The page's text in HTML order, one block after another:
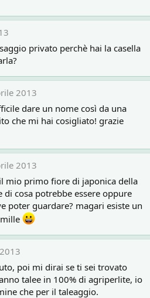
privato perchè hai la casella
2013
dare un nome così da una
che mi hai cosigliato! grazie
2013
mio primo fiore di japonica della
di cosa potrebbe essere oppure
poter guardare? magari esiste un
poi mi dirai se ti sei trovato
talee in 100% di agriperlite, io
che per il taleaggio.